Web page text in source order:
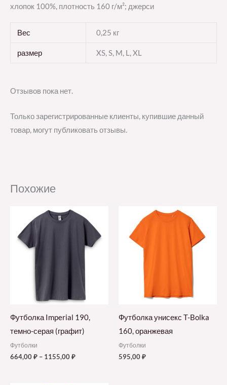
хлопок 100%, плотность 160 г/м²; джерси
Вес 0,25 кг
размер XS, S, M, L, XL
Отзывов пока нет.
Только зарегистрированные клиенты, купившие данный
товар, могут публиковать отзывы.
Похожие
Футболка Imperial 190,
темно-серая (графит)
Футболки
664,00₽ – 1155,00₽
Футболка унисекс T-Bolka
160, оранжевая
Футболки
595,00₽